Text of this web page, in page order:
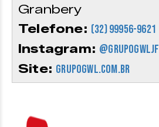
Granbery
Telefone: (32) 99956-9621
Instagram: @grupogwljf
Site: grupogwl.com.br